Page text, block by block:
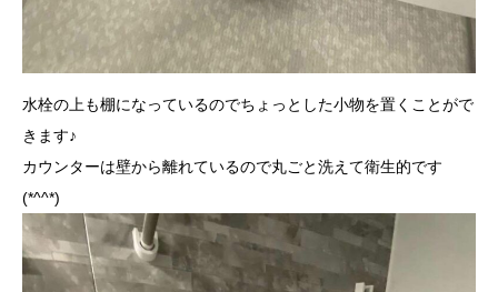
水栓の上も棚になっているのでちょっとした小物を置くことがで
きます♪
カウンターは壁から離れているので丸ごと洗えて衛生的です
(*^^*)